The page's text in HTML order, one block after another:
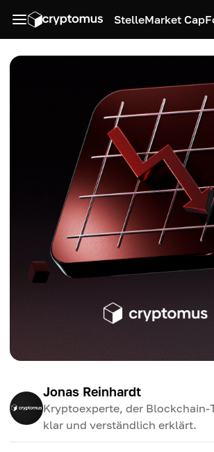
StelleMarket Cap
Jonas Reinhardt
Kryptoexperte, der Blockchain-
klar und verständlich erklärt.